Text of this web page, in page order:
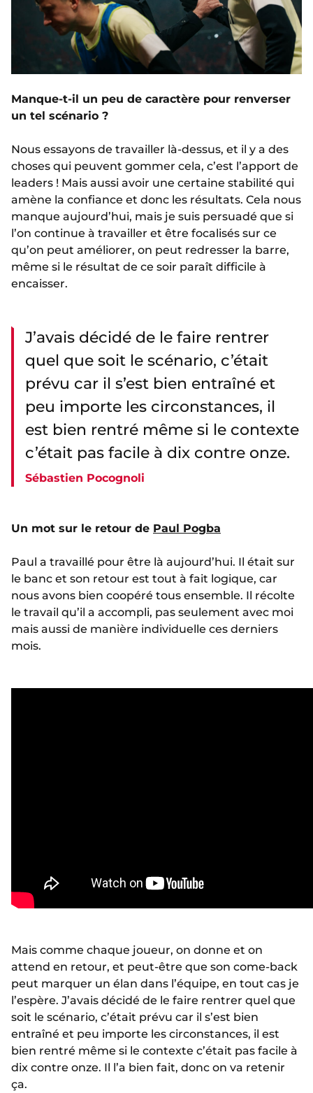
Manque-t-il un peu de caractère pour renverser
un tel scénario ?
Nous essayons de travailler là-dessus, et il y a des
choses qui peuvent gommer cela, c’est l’apport de
leaders ! Mais aussi avoir une certaine stabilité qui
amène la confiance et donc les résultats. Cela nous
manque aujourd’hui, mais je suis persuadé que si
l’on continue à travailler et être focalisés sur ce
qu’on peut améliorer, on peut redresser la barre,
même si le résultat de ce soir paraît difficile à
encaisser.
J’avais décidé de le faire rentrer
quel que soit le scénario, c’était
prévu car il s’est bien entraîné et
peu importe les circonstances, il
est bien rentré même si le contexte
c’était pas facile à dix contre onze.
Sébastien Pocognoli
Un mot sur le retour de Paul Pogba
Paul a travaillé pour être là aujourd’hui. Il était sur
le banc et son retour est tout à fait logique, car
nous avons bien coopéré tous ensemble. Il récolte
le travail qu’il a accompli, pas seulement avec moi
mais aussi de manière individuelle ces derniers
mois.
Mais comme chaque joueur, on donne et on
attend en retour, et peut-être que son come-back
peut marquer un élan dans l’équipe, en tout cas je
l’espère. J’avais décidé de le faire rentrer quel que
soit le scénario, c’était prévu car il s’est bien
entraîné et peu importe les circonstances, il est
bien rentré même si le contexte c’était pas facile à
dix contre onze. Il l’a bien fait, donc on va retenir
ça.